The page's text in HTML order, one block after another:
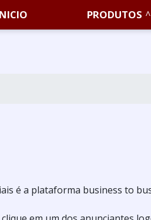
PRODUTOS
é a plataforma business to